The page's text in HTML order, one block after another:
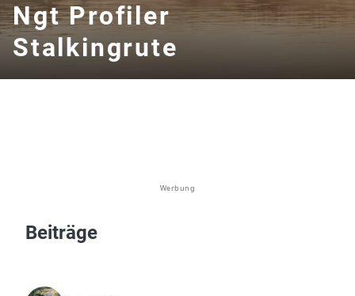
Ngt Profiler
Stalkingrute
Werbung
Beiträge